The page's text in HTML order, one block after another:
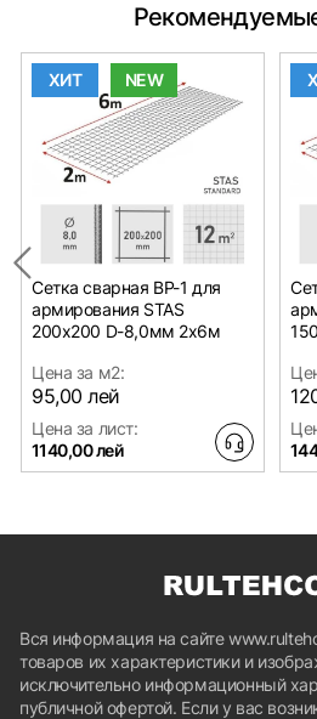
ХИТ NEW
Сетка сварная ВР-1 для
армирования STAS
200х200 D-8,0мм 2х6м
Цена за м2:
95,00 лей
Цена за лист:
1140,00 лей
Вся информация на сайте
товаров их характеристики и
исключительно информационный
публичной офертой. Если у вас